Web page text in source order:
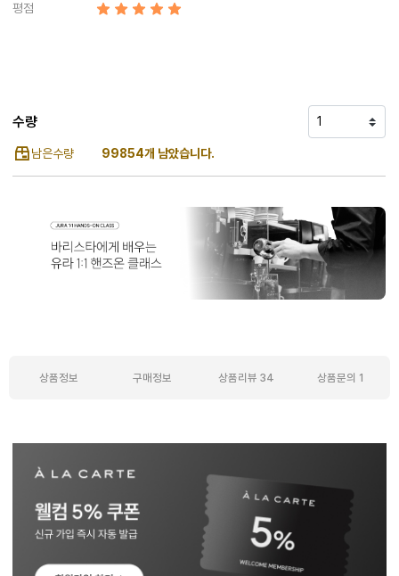
평점
수량
남은수량 99854개 남았습니다.
상품정보 구매정보 상품리뷰34 상품문의 1